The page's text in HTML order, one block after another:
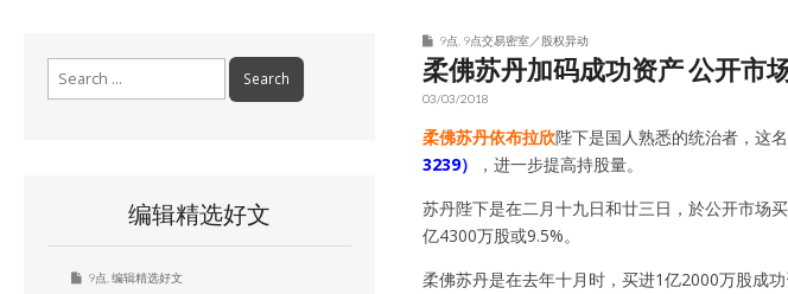
9点 9点交易密室／股权异动
柔佛苏丹加码成功资产 公开市
03/03/2018
柔佛苏丹依布拉欣陛下是国人熟悉的统治者，这
3239）
，进一步提高持股量。
苏丹陛下是在二月十九日和廿三日，於公开市场
亿4300万股或9.5%。
柔佛苏丹是在去年十月时，买进1亿2000万股成功
编辑精选好文
9点 编辑精选好文